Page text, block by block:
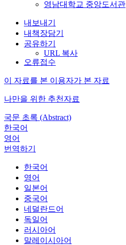
영남대학교 중앙도서관
내보내기
내책장담기
공유하기
URL 복사
오류접수
이 자료를 본 이용자가 본 자료
나만을 위한 추천자료
국문 초록 (Abstract)
한국어
영어
번역하기
한국어
영어
일본어
중국어
네덜란드어
독일어
러시아어
말레이시아어